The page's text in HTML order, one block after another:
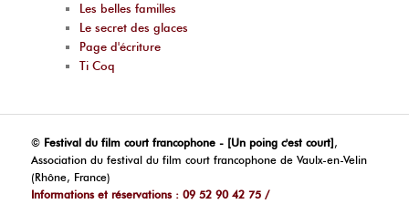
Les belles familles
Le secret des glaces
Page d'écriture
Ti Coq
© Festival du film court francophone - [Un poing c'est court],
Association du festival du film court francophone de Vaulx-en-Velin
(Rhône, France)
Informations et réservations : 09 52 90 42 75 /